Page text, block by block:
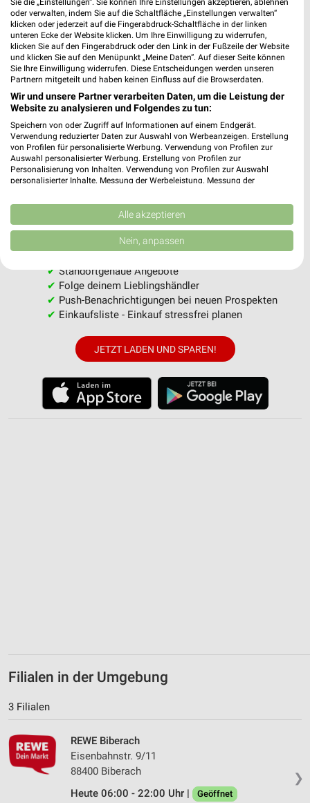
MEHR PROSPEKTE
weekli - Prospekte & Angebote App
Alle REWE Angebote immer griffbereit – mit der kostenlosen
weekli App für iOS & Android.
✔Standortgenaue Angebote
✔ Folge deinem Lieblingshändler
✔ Push-Benachrichtigungen bei neuen Prospekten
✔ Einkaufsliste - Einkauf stressfrei planen
JETZT LADEN UND SPAREN!
Filialen in der Umgebung
3 Filialen
❯
REWE Biberach
Eisenbahnstr. 9/11
88400 Biberach
Heute 06:00 - 22:00 Uhr |
Geöffnet
Sie die „Einstellungen“. Sie können Ihre Einstellungen akzeptieren, ablehnen
oder verwalten, indem Sie auf die Schaltfläche „Einstellungen verwalten“
klicken oder jederzeit auf die Fingerabdruck-Schaltfläche in der linken
unteren Ecke der Website klicken. Um Ihre Einwilligung zu widerrufen,
klicken Sie auf den Fingerabdruck oder den Link in der Fußzeile der Website
und klicken Sie auf den Menüpunkt „Meine Daten“. Auf dieser Seite können
Sie Ihre Einwilligung widerrufen. Diese Entscheidungen werden unseren
Partnern mitgeteilt und haben keinen Einfluss auf die Browserdaten.
Wir und unsere Partner verarbeiten Daten, um die Leistung der
Website zu analysieren und Folgendes zu tun:
Speichern von oder Zugriff auf Informationen auf einem Endgerät.
Verwendung reduzierter Daten zur Auswahl von Werbeanzeigen. Erstellung
von Profilen für personalisierte Werbung. Verwendung von Profilen zur
Auswahl personalisierter Werbung. Erstellung von Profilen zur
Personalisierung von Inhalten. Verwendung von Profilen zur Auswahl
personalisierter Inhalte. Messung der Werbeleistung. Messung der
Kombinationen von Daten aus verschiedenen Quellen. Entwicklung und
Verbesserung der Angebote. Verwendung reduzierter Daten zur Auswahl
von Inhalten.
Daten können außerhalb der Europäischen Union weitergegeben und in die
USA gesendet werden.
Website/App.
Partnerliste anzeigen (1 IAB-Anbieter)
Wir nutzen Ihre Daten für folgende Zwecke:
Speichern von oder Zugriff auf Informationen
auf einem Endgerät
Verwendung reduzierter Daten zur Auswahl von
Werbeanzeigen
Inhalten
IAB-Besonderheiten:
Alle akzeptieren
Nein, anpassen